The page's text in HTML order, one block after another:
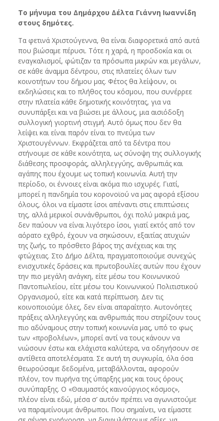
Το μήνυμα του Δημάρχου Δέλτα Γιάννη Ιωαννίδη
στους δημότες.
Τα φετινά Χριστούγεννα, θα είναι διαφορετικά από αυτά
που βιώσαμε πέρυσι. Τότε η χαρά, η προσδοκία και οι
εναγκαλισμοί, φώτιζαν τα πρόσωπα μικρών και μεγάλων,
σε κάθε άναμμα δέντρου, στις πλατείες όλων των
κοινοτήτων του δήμου μας. Φέτος θα λείψουν, οι
εκδηλώσεις και το πλήθος του κόσμου, που συνέρρεε
στην πλατεία κάθε δημοτικής κοινότητας, για να
συνυπάρξει και να βιώσει με άλλους, μια αισιόδοξη
συλλογική γιορτινή στιγμή. Αυτό όμως που δεν θα
λείψει και είναι παρόν είναι το πνεύμα των
Χριστουγέννων. Εκφράζεται από τα δέντρα που
στήνουμε σε κάθε κοινότητα, ως σύνοψη της συλλογικής
διάθεσης προσφοράς, αλληλεγγύης, ανθρωπιάς και
αγάπης που έχουμε ως τοπική κοινωνία. Αυτή την
περίοδο, οι έννοιες είναι ακόμα πιο ισχυρές. Γιατί,
μπορεί η πανδημία του κορονοϊού να μας αφορά εξίσου
όλους, όλοι να είμαστε ίσοι απέναντι στις επιπτώσεις
της, αλλά μερικοί συνάνθρωποι, όχι πολύ μακριά μας,
δεν παύουν να είναι λιγότερο ίσοι, γιατί εκτός από τον
αόρατο εχθρό, έχουν να σηκώσουν, εξαιτίας ατυχιών
της ζωής, το πρόσθετο βάρος της ανέχειας και της
φτώχειας. Στο Δήμο Δέλτα, πραγματοποιούμε συνεχώς
ενισχυτικές δράσεις και πρωτοβουλίες αυτών που έχουν
την πιο μεγάλη ανάγκη, είτε μέσω του Κοινωνικού
Παντοπωλείου, είτε μέσω του Κοινωνικού Πολιτιστικού
Οργανισμού, είτε και κατά περίπτωση. Δεν τις
κοινοποιούμε όλες, δεν είναι απαραίτητο. Αυτονόητες
πράξεις αλληλεγγύης και ανθρωπιάς που στηρίζουν τους
πιο αδύναμους στην τοπική κοινωνία μας, υπό το φως
των «προβολέων», μπορεί αντί να τους κάνουν να
νιώσουν έστω και ελάχιστα καλύτερα, να οδηγήσουν σε
αντίθετα αποτελέσματα. Σε αυτή τη συγκυρία, όλα όσα
θεωρούσαμε δεδομένα, μεταβάλλονται, αφορούν
πλέον, τον πυρήνα της ύπαρξης μας και τους όρους
συνύπαρξης. Ο «Θαυμαστός καινούργιος κόσμος»,
πλέον είναι εδώ, μέσα σ’ αυτόν πρέπει να αγωνιστούμε
να παραμείνουμε άνθρωποι. Που σημαίνει, να είμαστε